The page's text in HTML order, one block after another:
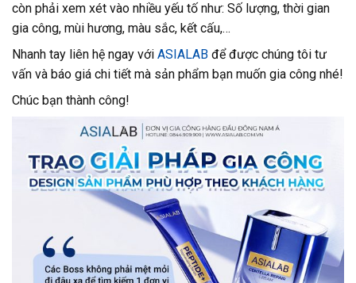
còn phải xem xét vào nhiều yếu tố như: Số lượng, thời gian
gia công, mùi hương, màu sắc, kết cấu,…
Nhanh tay liên hệ ngay với ASIALAB để được chúng tôi tư
vấn và báo giá chi tiết mà sản phẩm bạn muốn gia công nhé!
Chúc bạn thành công!